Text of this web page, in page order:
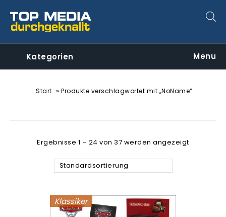
Kategorien Menu
Start »Produkte verschlagwortet mit „NoName“
Ergebnisse 1 – 24 von 37 werden angezeigt
Standardsortierung
Klassiker